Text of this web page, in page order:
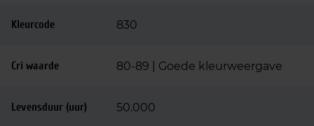
Kleurcode 830
Cri waarde 80-89 | Goede kleurweergave
Levensduur (uur) 50.000